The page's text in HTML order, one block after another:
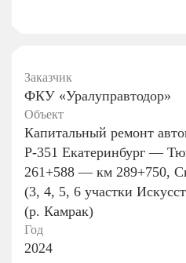
Заказчик
ФКУ «Уралуправтодор»
Объект
Капитальный ремонт
Р-351 Екатеринбург —
261+588 — км 289+750,
(3, 4, 5, 6 участки
(р. Камрак)
Год
2024